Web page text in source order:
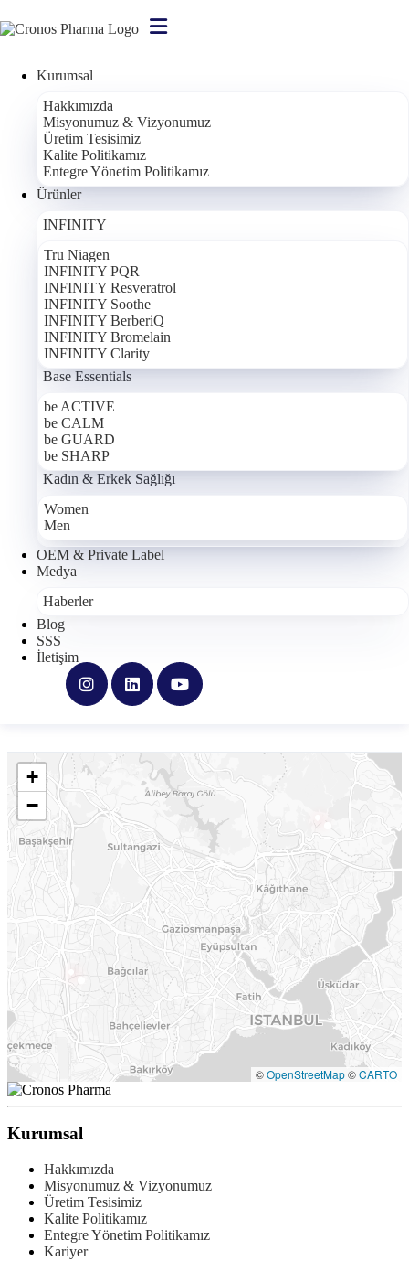
Kurumsal
Hakkımızda
Misyonumuz & Vizyonumuz
Üretim Tesisimiz
Kalite Politikamız
Entegre Yönetim Politikamız
Ürünler
INFINITY
Tru Niagen
INFINITY PQR
INFINITY Resveratrol
INFINITY Soothe
INFINITY BerberiQ
INFINITY Bromelain
INFINITY Clarity
Base Essentials
be ACTIVE
be CALM
be GUARD
be SHARP
Kadın & Erkek Sağlığı
Women
Men
OEM & Private Label
Medya
Haberler
Blog
SSS
İletişim
Bize Ulaşın
MERKEZ OFIS
UNIQ İstanbul
Huzur Mah. Maslak Ayazağa Cad.
No:4, Kat:1
34475 Sarıyer, İstanbul, Türkiye
info@cronospharma.com
ÜRETIM TESISI
No:16/A
34212 Güneşli, İstanbul, Türkiye
+
−
©OpenStreetMap©CARTO
Kurumsal
Hakkımızda
Misyonumuz & Vizyonumuz
Üretim Tesisimiz
Kalite Politikamız
Entegre Yönetim Politikamız
Kariyer